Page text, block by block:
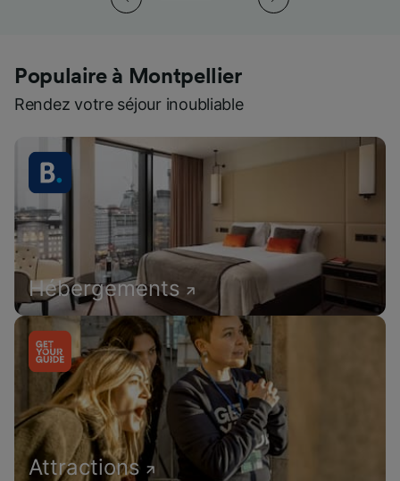
Populaire à Montpellier
Rendez votre séjour inoubliable
Hébergements
Attractions